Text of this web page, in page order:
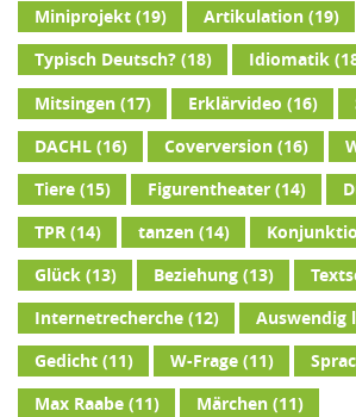
Miniprojekt(19) Artikulation(19)
Typisch Deutsch?(18) Idiomatik
Mitsingen(17) Erklärvideo (16)
DACHL(16) Coverversion(16)
Tiere(15) Figurentheater(14)
TPR(14) tanzen(14)
Glück(13) Beziehung(13)
Internetrecherche(12) Auswendig
Gedicht(11) W-Frage(11)
Max Raabe(11) Märchen(11)